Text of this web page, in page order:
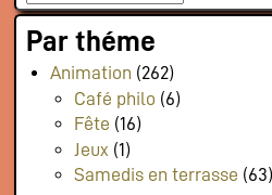
Par théme
Animation (262)
Café philo (6)
Fête (16)
Jeux (1)
Samedis en terrasse (63)